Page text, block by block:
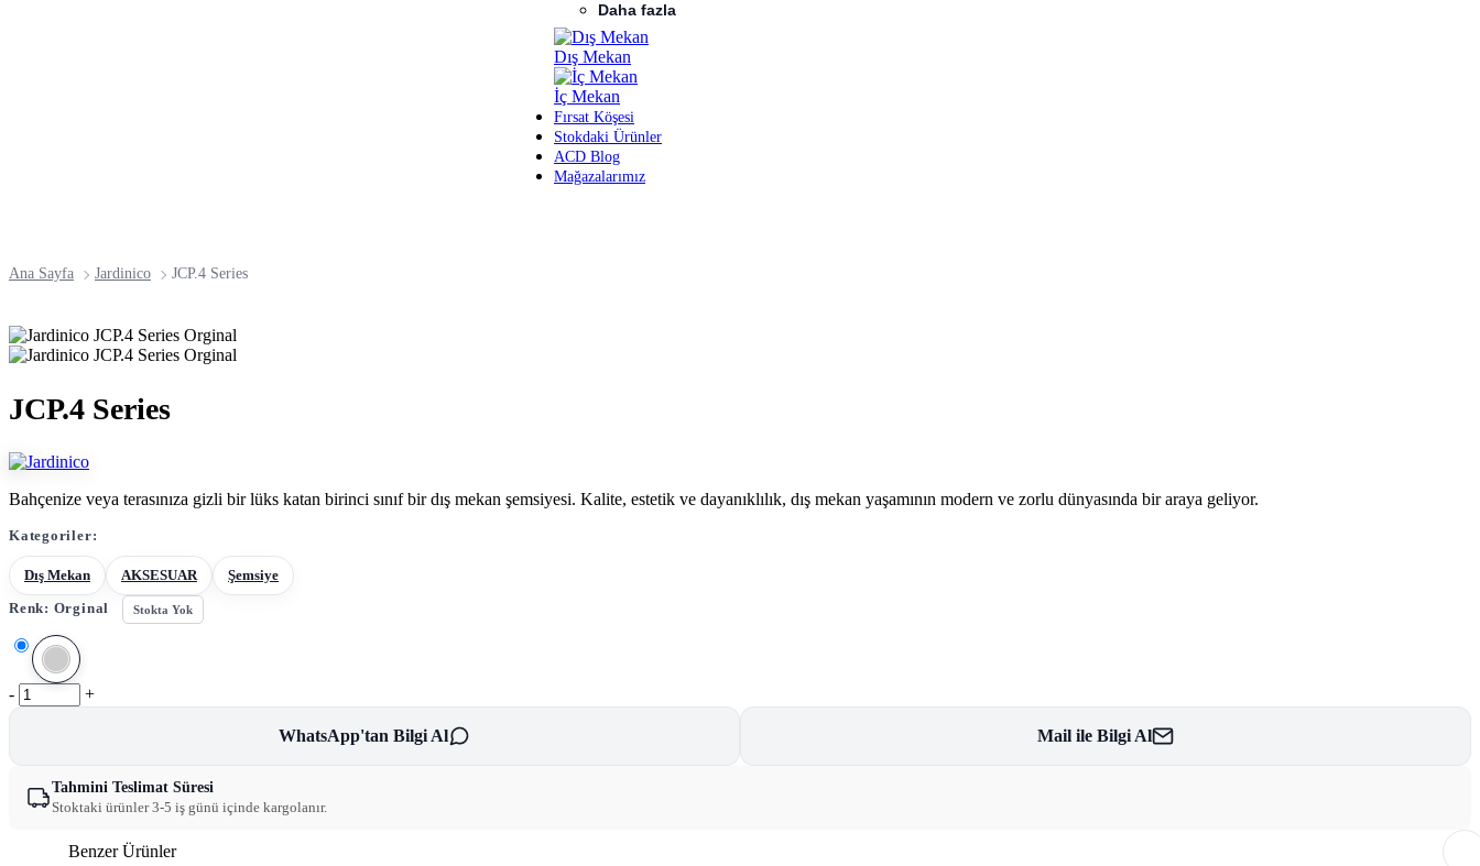
Daha fazla
Dış Mekan
İç Mekan
Fırsat Köşesi
Stokdaki Ürünler
ACD Blog
Mağazalarımız
Ana Sayfa Jardinico JCP.4 Series
JCP.4 Series
Bahçenize veya terasınıza gizli bir lüks katan birinci sınıf bir dış mekan şemsiyesi. Kalite, estetik ve dayanıklılık, dış mekan yaşamının modern ve zorlu dünyasında bir araya geliyor.
Kategoriler:
Dış Mekan AKSESUAR
Şemsiye
Renk: Orginal Stokta Yok
- +
WhatsApp'tan Bilgi Al Mail ile Bilgi Al
Tahmini Teslimat Süresi
Stoktaki ürünler 3-5 iş günü içinde kargolanır.
Benzer Ürünler